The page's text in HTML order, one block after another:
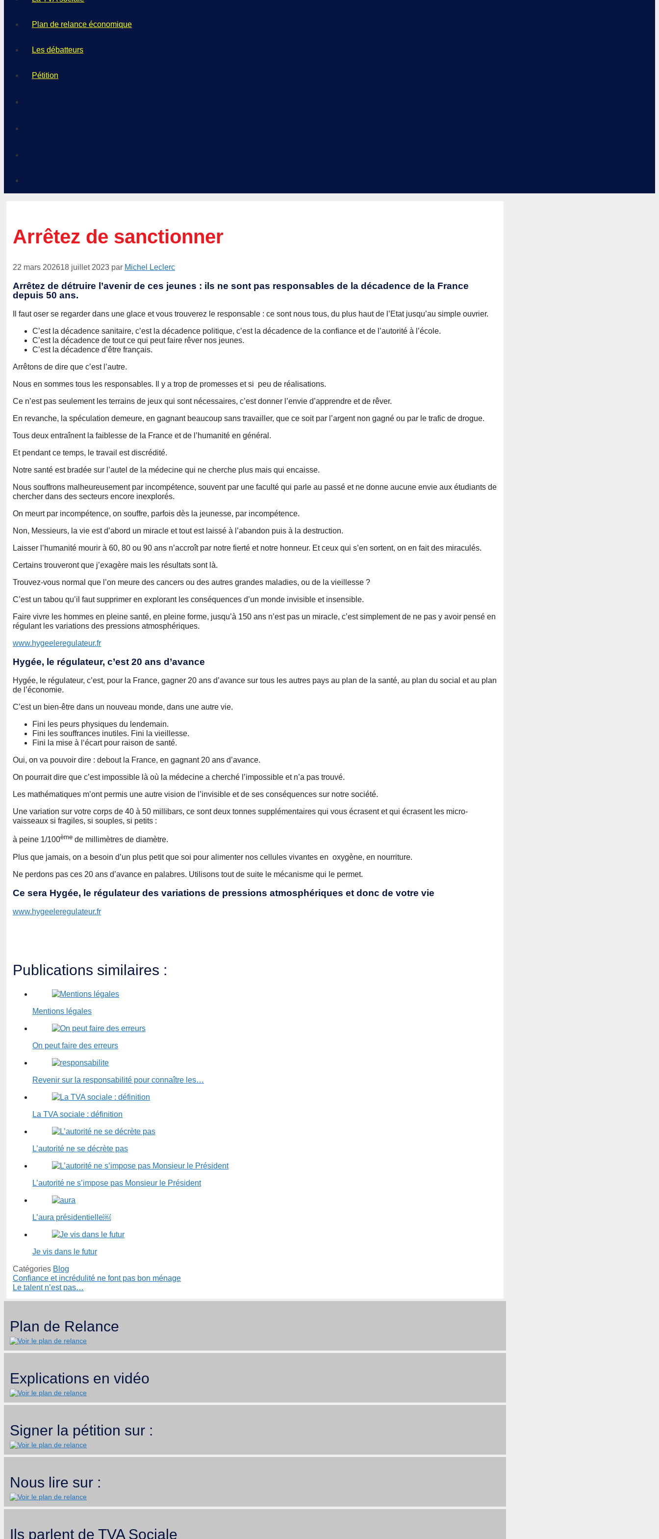
Plan de relance économique
Les débatteurs
Pétition
Arrêtez de sanctionner
22 mars 202618 juillet 2023 par Michel Leclerc
Arrêtez de détruire l’avenir de ces jeunes : ils ne sont pas responsables de la décadence de la France
depuis 50 ans.
Il faut oser se regarder dans une glace et vous trouverez le responsable : ce sont nous tous, du plus haut de l’Etat jusqu’au simple ouvrier.
C’est la décadence sanitaire, c’est la décadence politique, c’est la décadence de la confiance et de l’autorité à l’école.
C’est la décadence de tout ce qui peut faire rêver nos jeunes.
C’est la décadence d’être français.
Arrêtons de dire que c’est l’autre.
Nous en sommes tous les responsables. Il y a trop de promesses et si peu de réalisations.
Ce n’est pas seulement les terrains de jeux qui sont nécessaires, c’est donner l’envie d’apprendre et de rêver.
En revanche, la spéculation demeure, en gagnant beaucoup sans travailler, que ce soit par l’argent non gagné ou par le trafic de drogue.
Tous deux entraînent la faiblesse de la France et de l’humanité en général.
Et pendant ce temps, le travail est discrédité.
Notre santé est bradée sur l’autel de la médecine qui ne cherche plus mais qui encaisse.
Nous souffrons malheureusement par incompétence, souvent par une faculté qui parle au passé et ne donne aucune envie aux étudiants de
chercher dans des secteurs encore inexplorés.
On meurt par incompétence, on souffre, parfois dès la jeunesse, par incompétence.
Non, Messieurs, la vie est d’abord un miracle et tout est laissé à l’abandon puis à la destruction.
Laisser l’humanité mourir à 60, 80 ou 90 ans n’accroît par notre fierté et notre honneur. Et ceux qui s’en sortent, on en fait des miraculés.
Certains trouveront que j’exagère mais les résultats sont là.
Trouvez-vous normal que l’on meure des cancers ou des autres grandes maladies, ou de la vieillesse ?
C’est un tabou qu’il faut supprimer en explorant les conséquences d’un monde invisible et insensible.
Faire vivre les hommes en pleine santé, en pleine forme, jusqu’à 150 ans n’est pas un miracle, c’est simplement de ne pas y avoir pensé en
régulant les variations des pressions atmosphériques.
www.hygeeleregulateur.fr
Hygée, le régulateur, c’est 20 ans d’avance
Hygée, le régulateur, c’est, pour la France, gagner 20 ans d’avance sur tous les autres pays au plan de la santé, au plan du social et au plan
de l’économie.
C’est un bien-être dans un nouveau monde, dans une autre vie.
Fini les peurs physiques du lendemain.
Fini les souffrances inutiles. Fini la vieillesse.
Fini la mise à l‘écart pour raison de santé.
Oui, on va pouvoir dire : debout la France, en gagnant 20 ans d’avance.
On pourrait dire que c’est impossible là où la médecine a cherché l’impossible et n’a pas trouvé.
Les mathématiques m’ont permis une autre vision de l’invisible et de ses conséquences sur notre société.
Une variation sur votre corps de 40 à 50 millibars, ce sont deux tonnes supplémentaires qui vous écrasent et qui écrasent les micro-
vaisseaux si fragiles, si souples, si petits :
à peine 1/100ème de millimètres de diamètre.
Plus que jamais, on a besoin d’un plus petit que soi pour alimenter nos cellules vivantes en oxygène, en nourriture.
Ne perdons pas ces 20 ans d’avance en palabres. Utilisons tout de suite le mécanisme qui le permet.
Ce sera Hygée, le régulateur des variations de pressions atmosphériques et donc de votre vie
www.hygeeleregulateur.fr
Publications similaires :
Mentions légales
On peut faire des erreurs
Revenir sur la responsabilité pour connaître les…
La TVA sociale : définition
L’autorité ne se décrète pas
L’autorité ne s’impose pas Monsieur le Président
L’aura présidentielle￼
Je vis dans le futur
Catégories Blog
Confiance et incrédulité ne font pas bon ménage
Le talent n’est pas…
Plan de Relance
Explications en vidéo
Signer la pétition sur :
Nous lire sur :
Ils parlent de TVA Sociale